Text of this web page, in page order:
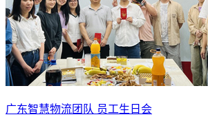
广东智慧物流团队 员工生日会